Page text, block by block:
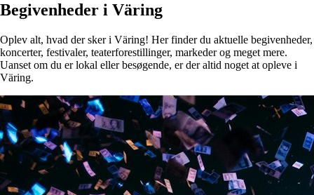
Begivenheder i Väring
Oplev alt, hvad der sker i Väring! Her finder du aktuelle begivenheder,
koncerter, festivaler, teaterforestillinger, markeder og meget mere.
Uanset om du er lokal eller besøgende, er der altid noget at opleve i
Väring.